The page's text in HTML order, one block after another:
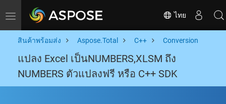
Toggle navigation ไทย
สินค้าพร้อมส่ง Aspose.Total C++ Conversion
แปลง Excel เป็นNUMBERS,XLSM ถึง
NUMBERS ตัวแปลงฟรี หรือ C++ SDK